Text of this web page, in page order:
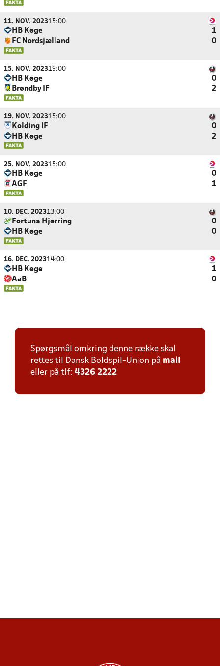
11. NOV. 202315:00
HB Køge
1
FC Nordsjælland
0
15. NOV. 202319:00
HB Køge
0
Brøndby IF
2
19. NOV. 202315:00
Kolding IF
0
HB Køge
2
25. NOV. 202315:00
HB Køge
0
AGF
1
10. DEC. 202313:00
Fortuna Hjørring
0
HB Køge
0
16. DEC. 202314:00
HB Køge
1
AaB
0
Spørgsmål omkring denne række skal
rettes til Dansk Boldspil-Union på mail
eller på tlf: 4326 2222